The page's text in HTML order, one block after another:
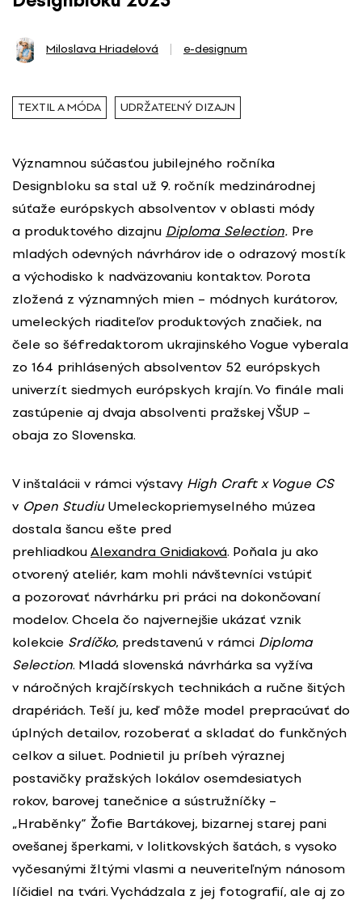
Miloslava Hriadelová e-designum
TEXTIL A MÓDA UDRŽATEĽNÝ DIZAJN
Významnou súčasťou jubilejného ročníka
Designbloku sa stal už 9. ročník medzinárodnej
súťaže európskych absolventov v oblasti módy
a produktového dizajnu Diploma Selection. Pre
mladých odevných návrhárov ide o odrazový mostík
a východisko k nadväzovaniu kontaktov. Porota
zložená z významných mien – módnych kurátorov,
umeleckých riaditeľov produktových značiek, na
čele so šéfredaktorom ukrajinského Vogue vyberala
zo 164 prihlásených absolventov 52 európskych
univerzít siedmych európskych krajín. Vo finále mali
zastúpenie aj dvaja absolventi pražskej VŠUP –
obaja zo Slovenska.
V inštalácii v rámci výstavy High Craft x Vogue CS
v Open StudiuUmeleckopriemyselného múzea
dostala šancu ešte pred
prehliadkou Alexandra Gnidiaková. Poňala ju ako
otvorený ateliér, kam mohli návštevníci vstúpiť
a pozorovať návrhárku pri práci na dokončovaní
modelov. Chcela čo najvernejšie ukázať vznik
kolekcie Srdíčko, predstavenú v rámci Diploma
Selection. Mladá slovenská návrhárka sa vyžíva
v náročných krajčírskych technikách a ručne šitých
drapériách. Teší ju, keď môže model prepracúvať do
úplných detailov, rozoberať a skladať do funkčných
celkov a siluet. Podnietil ju príbeh výraznej
postavičky pražských lokálov osemdesiatych
rokov, barovej tanečnice a sústružníčky –
„Hraběnky“ Žofie Bartákovej, bizarnej starej pani
ovešanej šperkami, v lolitkovských šatách, s vysoko
vyčesanými žltými vlasmi a neuveriteľným nánosom
líčidiel na tvári. Vychádzala z jej fotografií, ale aj zo